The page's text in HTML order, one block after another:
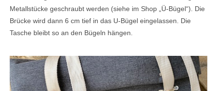
Metallstücke geschraubt werden (siehe im Shop „Ü-Bügel“). Die
Brücke wird dann 6 cm tief in das U-Bügel eingelassen. Die
Tasche bleibt so an den Bügeln hängen.